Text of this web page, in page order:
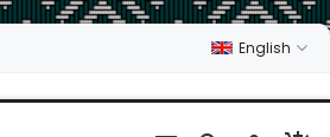
English